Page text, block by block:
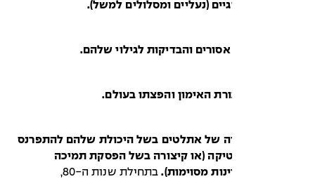
(נעליים ומסלולים למשל).
והבדיקות לגילוי שלהם.
האימון והפצתו בעולם.
של אתלטים בשל היכולת שלהם להתפרנס
(או קיצורה בשל הפסקת תמיכה
בתחילת שנות ה-80,